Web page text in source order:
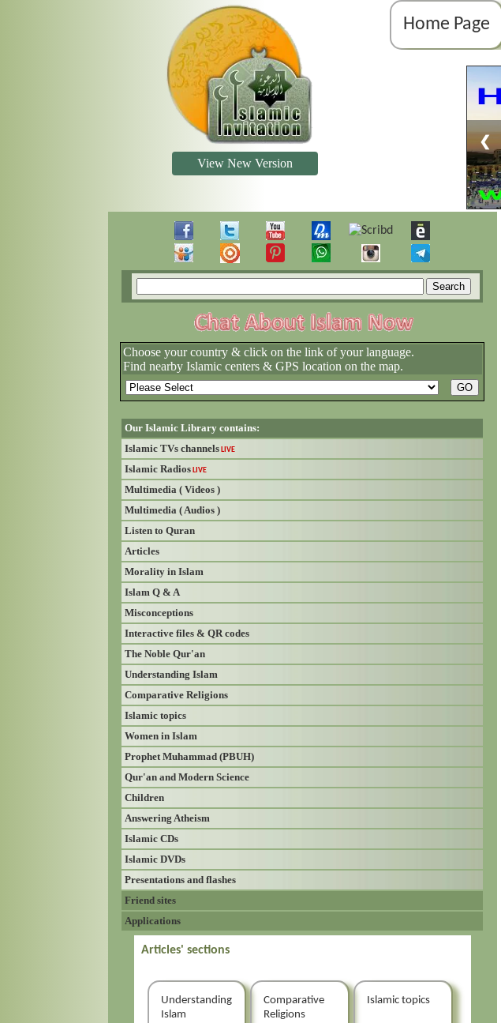
Home Page
❮
View New Version
Choose your country & click on the link of your language.
Find nearby Islamic centers & GPS location on the map.
Our Islamic Library contains:
Islamic TVs channels LIVE
Islamic Radios LIVE
Multimedia ( Videos )
Multimedia ( Audios )
Listen to Quran
Articles
Morality in Islam
Islam Q & A
Misconceptions
Interactive files & QR codes
The Noble Qur'an
Understanding Islam
Comparative Religions
Islamic topics
Women in Islam
Prophet Muhammad (PBUH)
Qur'an and Modern Science
Children
Answering Atheism
Islamic CDs
Islamic DVDs
Presentations and flashes
Friend sites
Applications
Articles' sections
Understanding
Islam
Comparative
Religions
Islamic topics